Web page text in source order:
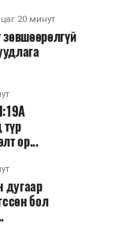
цаг 20 минут
ор...
бол